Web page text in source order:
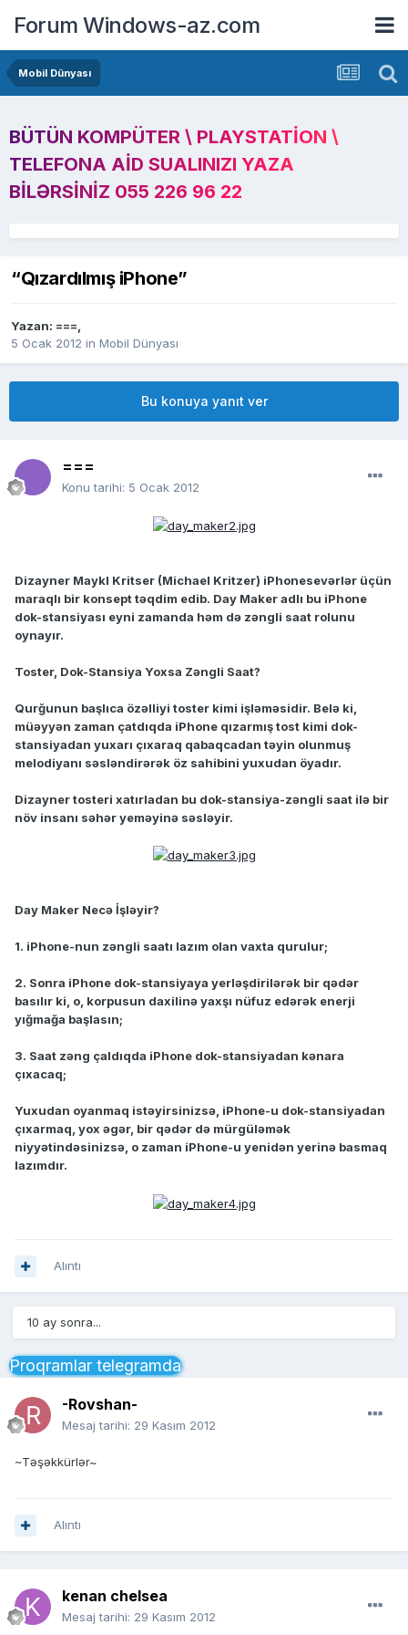
Forum Windows-az.com
Mobil Dünyası
BÜTÜN KOMPÜTER \ PLAYSTATION \
TELEFONA AID SUALINIZI YAZA
BILƏRSINIZ 055 226 96 22
“Qızardılmış iPhone”
Yazan: ===,
5 Ocak 2012 in Mobil Dünyası
Bu konuya yanıt ver
===
Konu tarihi: 5 Ocak 2012
Dizayner Maykl Kritser (Michael Kritzer) iPhonesevərlər üçün
maraqlı bir konsept təqdim edib. Day Maker adlı bu iPhone
dok-stansiyası eyni zamanda həm də zəngli saat rolunu
oynayır.
Toster, Dok-Stansiya Yoxsa Zəngli Saat?
Qurğunun başlıca özəlliyi toster kimi işləməsidir. Belə ki,
müəyyən zaman çatdıqda iPhone qızarmış tost kimi dok-
stansiyadan yuxarı çıxaraq qabaqcadan təyin olunmuş
melodiyanı səsləndirərək öz sahibini yuxudan öyadır.
Dizayner tosteri xatırladan bu dok-stansiya-zəngli saat ilə bir
növ insanı səhər yeməyinə səsləyir.
Day Maker Necə İşləyir?
1. iPhone-nun zəngli saatı lazım olan vaxta qurulur;
2. Sonra iPhone dok-stansiyaya yerləşdirilərək bir qədər
basılır ki, o, korpusun daxilinə yaxşı nüfuz edərək enerji
yığmağa başlasın;
3. Saat zəng çaldıqda iPhone dok-stansiyadan kənara
çıxacaq;
Yuxudan oyanmaq istəyirsinizsə, iPhone-u dok-stansiyadan
çıxarmaq, yox əgər, bir qədər də mürgüləmək
niyyətindəsinizsə, o zaman iPhone-u yenidən yerinə basmaq
lazımdır.
Alıntı
10 ay sonra...
Proqramlar telegramda
-Rovshan-
Mesaj tarihi: 29 Kasım 2012
~Təşəkkürlər~
Alıntı
kenan chelsea
Mesaj tarihi: 29 Kasım 2012